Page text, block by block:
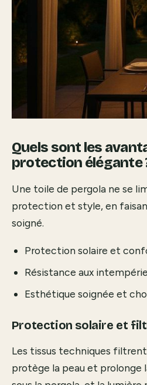
Quels sont les
protection élégante
Une toile de pergola ne se
protection et style, en
soigné.
Protection solaire et
Résistance aux
Esthétique soignée et
Protection solaire et
Les tissus techniques
protège la peau et prolonge